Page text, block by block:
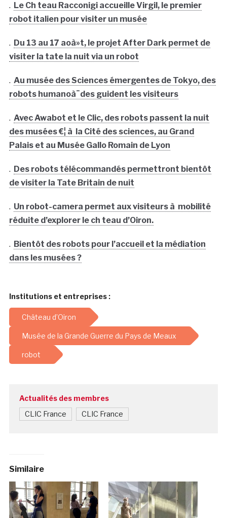
. Le Ch teau Racconigi accueille Virgil, le premier
robot italien pour visiter un musée
. Du 13 au 17 aoà»t, le projet After Dark permet de
visiter la tate la nuit via un robot
. Au musée des Sciences émergentes de Tokyo, des
robots humanoà¯des guident les visiteurs
. Avec Awabot et le Clic, des robots passent la nuit
des musées €¦ à la Cité des sciences, au Grand
Palais et au Musée Gallo Romain de Lyon
. Des robots télécommandés permettront bientôt
de visiter la Tate Britain de nuit
. Un robot-camera permet aux visiteurs à mobilité
réduite d’explorer le ch teau d’Oiron.
. Bientôt des robots pour l’accueil et la médiation
dans les musées ?
Institutions et entreprises :
Château d’Oiron
Musée de la Grande Guerre du Pays de Meaux
robot
Actualités des membres
CLIC France CLIC France
Similaire